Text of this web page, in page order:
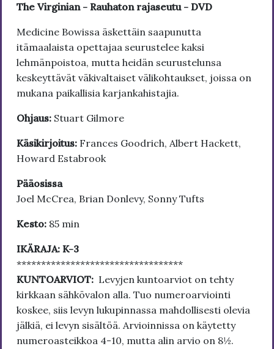
The Virginian - Rauhaton rajaseutu - DVD
Medicine Bowissa äskettäin saapunutta
itämaalaista opettajaa seurustelee kaksi
lehmänpoistoa, mutta heidän seurustelunsa
keskeyttävät väkivaltaiset välikohtaukset, joissa on
mukana paikallisia karjankahistajia.
Ohjaus: Stuart Gilmore
Käsikirjoitus: Frances Goodrich, Albert Hackett,
Howard Estabrook
Pääosissa
Joel McCrea, Brian Donlevy, Sonny Tufts
Kesto: 85 min
IKÄRAJA: K-3
**********************************
KUNTOARVIOT: Levyjen kuntoarviot on tehty
kirkkaan sähkövalon alla. Tuo numeroarviointi
koskee, siis levyn lukupinnassa mahdollisesti olevia
jälkiä, ei levyn sisältöä. Arvioinnissa on käytetty
numeroasteikkoa 4-10, mutta alin arvio on 8½.